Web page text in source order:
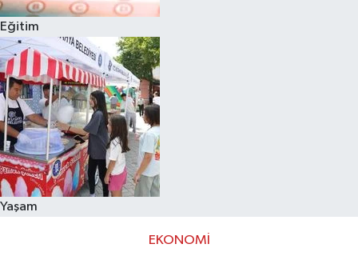
Eğitim
Yaşam
EKONOMI